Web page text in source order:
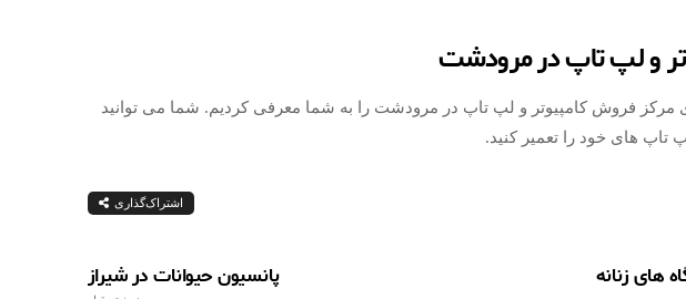
و لپ تاپ در مرودشت
مرکز فروش کامپیوتر و لپ تاپ در مرودشت را به شما معرفی کردیم. شما می توانید
تاپ های خود را تعمیر کنید.
اشتراک‌گذاری
پانسیون حیوانات در شیراز های زنانه